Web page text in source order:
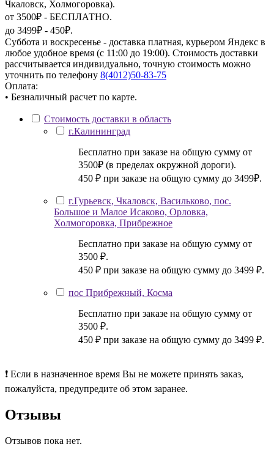
Чкаловск, Холмогоровка).
от 3500₽ - БЕСПЛАТНО.
до 3499₽ - 450₽.
Суббота и воскресенье - доставка платная, курьером Яндекс в
любое удобное время (с 11:00 до 19:00). Стоимость доставки
рассчитывается индивидуально, точную стоимость можно
уточнить по телефону 8(4012)50-83-75
Оплата:
• Безналичный расчет по карте.
Стоимость доставки в область
г.Калининград
Бесплатно при заказе на общую сумму от
3500₽ (в пределах окружной дороги).
450 ₽ при заказе на общую сумму до 3499₽.
г.Гурьевск, Чкаловск, Васильково, пос.
Большое и Малое Исаково, Орловка,
Холмогоровка, Прибрежное
Бесплатно при заказе на общую сумму от
3500 ₽.
450 ₽ при заказе на общую сумму до 3499 ₽.
пос Прибрежный, Косма
Бесплатно при заказе на общую сумму от
3500 ₽.
450 ₽ при заказе на общую сумму до 3499 ₽.
❗ Если в назначенное время Вы не можете принять заказ,
пожалуйста, предупредите об этом заранее.
Отзывы
Отзывов пока нет.